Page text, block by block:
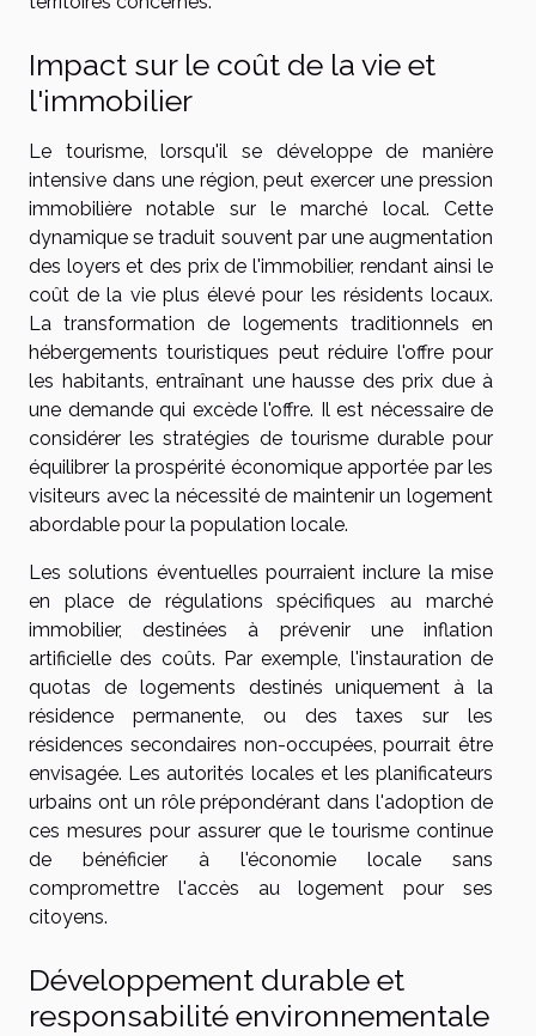
Impact sur le coût de la vie et
l'immobilier
Le tourisme, lorsqu'il se développe de manière
intensive dans une région, peut exercer une pression
immobilière notable sur le marché local. Cette
dynamique se traduit souvent par une augmentation
des loyers et des prix de l'immobilier, rendant ainsi le
coût de la vie plus élevé pour les résidents locaux.
La transformation de logements traditionnels en
hébergements touristiques peut réduire l'offre pour
les habitants, entraînant une hausse des prix due à
une demande qui excède l'offre. Il est nécessaire de
considérer les stratégies de tourisme durable pour
équilibrer la prospérité économique apportée par les
visiteurs avec la nécessité de maintenir un logement
abordable pour la population locale.
Les solutions éventuelles pourraient inclure la mise
en place de régulations spécifiques au marché
immobilier, destinées à prévenir une inflation
artificielle des coûts. Par exemple, l'instauration de
quotas de logements destinés uniquement à la
résidence permanente, ou des taxes sur les
résidences secondaires non-occupées, pourrait être
envisagée. Les autorités locales et les planificateurs
urbains ont un rôle prépondérant dans l'adoption de
ces mesures pour assurer que le tourisme continue
de bénéficier à l'économie locale sans
compromettre l'accès au logement pour ses
citoyens.
Développement durable et
responsabilité environnementale